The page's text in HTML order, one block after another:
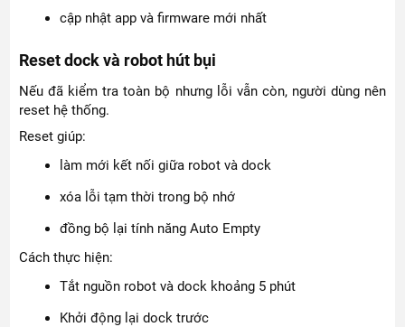
cập nhật app và firmware mới nhất
Reset dock và robot hút bụi
Nếu đã kiểm tra toàn bộ nhưng lỗi vẫn còn, người dùng nên
reset hệ thống.
Reset giúp:
làm mới kết nối giữa robot và dock
xóa lỗi tạm thời trong bộ nhớ
đồng bộ lại tính năng Auto Empty
Cách thực hiện:
Tắt nguồn robot và dock khoảng 5 phút
Khởi động lại dock trước